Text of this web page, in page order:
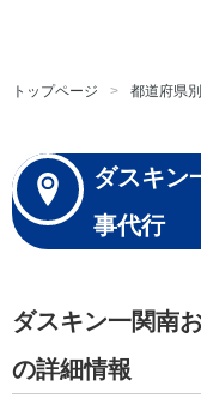
トップページ 都道府県
ダスキン
事代行
ダスキン一関南
の詳細情報